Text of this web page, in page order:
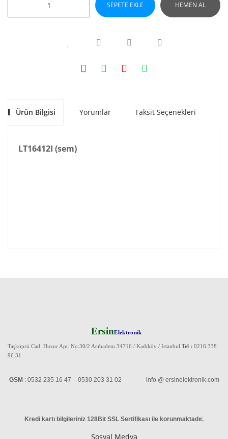
SEPETE EKLE HEMEN AL
Ürün Bilgisi Yorumlar Taksit Seçenekleri
LT16412I (sem)
ErsinElektronik
Taşköprü Cad. Huzur Apt. No:30/2 Acıbadem 34716 / Kadıköy / Istanbul Tel : 0216 338
96 31
GSM : 0532 235 16 47 - 0530 203 31 02 info @ ersinelektronik.com
Kredi kartı bilgileriniz 128Bit SSL Sertifikası ile korunmaktadır.
Sosyal Medya